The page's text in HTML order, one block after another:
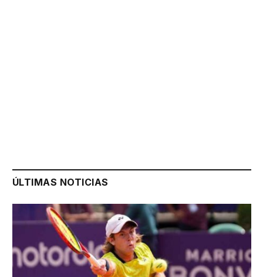
ÚLTIMAS NOTICIAS